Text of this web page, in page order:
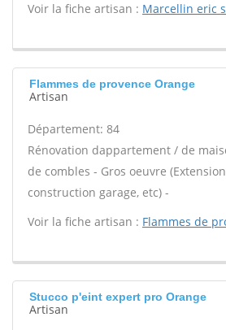
Voir la fiche artisan : Marcellin eric
Flammes de provence Orange
Artisan
Département: 84
Rénovation dappartement / de
de combles - Gros oeuvre
construction garage, etc) -
Voir la fiche artisan : Flammes de
Stucco p'eint expert pro Orange
Artisan